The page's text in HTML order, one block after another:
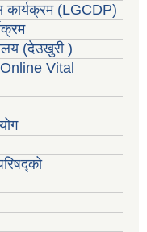
कार्यक्रम (LGCDP)
(देउखुरी )
Vital